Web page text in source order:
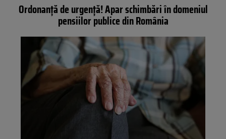
Ordonanță de urgență! Apar schimbări în domeniul
pensiilor publice din România